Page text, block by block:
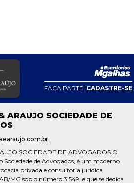
FAÇA PARTE! CADASTRE-SE
ARAUJO SOCIEDADE DE
SOCIEDADE DE ADVOGADOS O
Sociedade de Advogados, é um moderno
privada e consultoria jurídica
MG sob o número 3.549, e que se dedica